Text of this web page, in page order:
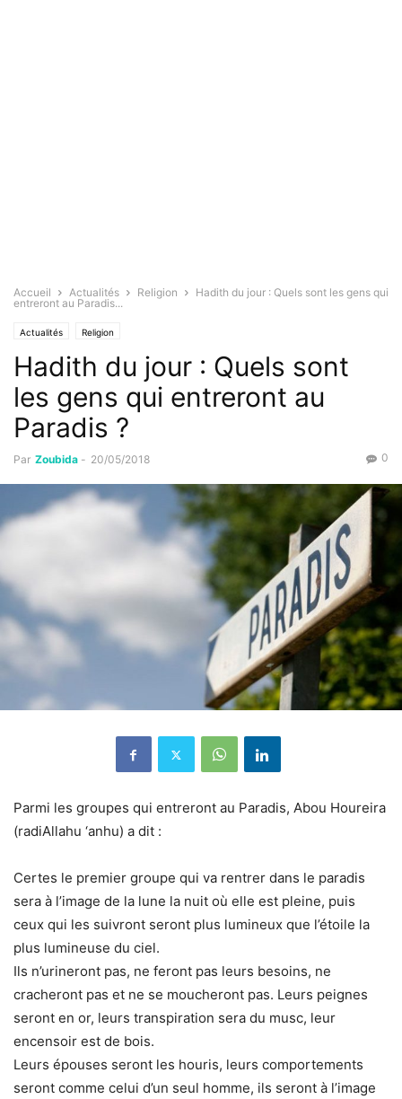
Accueil Actualités Religion
Hadith du jour : Quels sont les gens qui
entreront au Paradis...
Actualités Religion
Hadith du jour : Quels sont
les gens qui entreront au
Paradis ?
Par Zoubida - 20/05/2018 0
Parmi les groupes qui entreront au Paradis, Abou Houreira
(radiAllahu ‘anhu) a dit :
Certes le premier groupe qui va rentrer dans le paradis
sera à l’image de la lune la nuit où elle est pleine, puis
ceux qui les suivront seront plus lumineux que l’étoile la
plus lumineuse du ciel.
Ils n’urineront pas, ne feront pas leurs besoins, ne
cracheront pas et ne se moucheront pas. Leurs peignes
seront en or, leurs transpiration sera du musc, leur
encensoir est de bois.
Leurs épouses seront les houris, leurs comportements
seront comme celui d’un seul homme, ils seront à l’image